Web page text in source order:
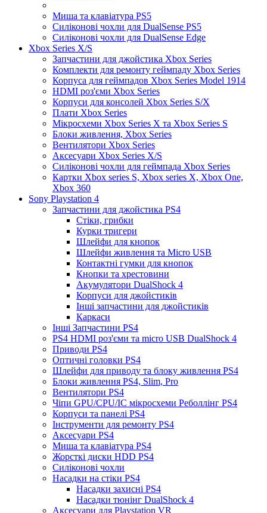
Миша та клавіатура PS5
Силіконові чохли для DualSense PS5
Силіконові чохли для DualSense Edge
Xbox Series X/S
Запчастини для джойстика Xbox Series
Комплекти для ремонту геймпаду Xbox Series
Корпуса для геймпадов Xbox Series Model 1914
HDMI роз'єми Xbox Series
Корпуси для консолей Xbox Series S/X
Плати Xbox Series
Мікросхеми Xbox Series X та Xbox Series S
Блоки живлення, Xbox Series
Вентилятори Xbox Series
Аксесуари Xbox Series X/S
Силіконові чохли для геймпада Xbox Series
Картки Xbox series S, Xbox series X, Xbox One,
Xbox 360
Sony Playstation 4
Запчастини для джойстика PS4
Стіки, грибки
Курки тригери
Шлейфи для кнопок
Шлейфи живлення та Micro USB
Контактні гумки для кнопок
Кнопки та хрестовини
Акумулятори DualShock 4
Корпуси для джойстиків
Інші запчастини для джойстиків
Каркаси
Інші Запчастини PS4
PS4 HDMI роз'єми та micro USB DualShock 4
Приводи PS4
Оптичні головки PS4
Шлейфи для приводу та блоку живлення PS4
Блоки живлення PS4, Slim, Pro
Вентилятори PS4
Чіпи GPU/CPU/IC мікросхеми Реболлінг PS4
Корпуси та панелі PS4
Інструменти для ремонту PS4
Аксесуари PS4
Миша та клавіатура PS4
Жорсткі диски HDD PS4
Силіконові чохли
Насадки на стіки PS4
Насадки захисні PS4
Насадки тюнінг DualShock 4
Аксесуари для Playstation VR